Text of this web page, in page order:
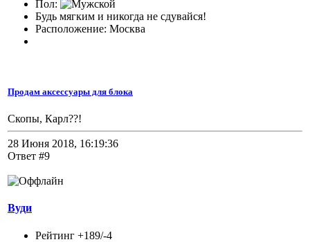
Пол:
Будь мягким и никогда не сдувайся!
Расположение: Москва
Продам аксессуары для блока
Скопы, Карл??!
28 Июня 2018, 16:19:36
Ответ #9
Вуди
Рейтинг +189/-4